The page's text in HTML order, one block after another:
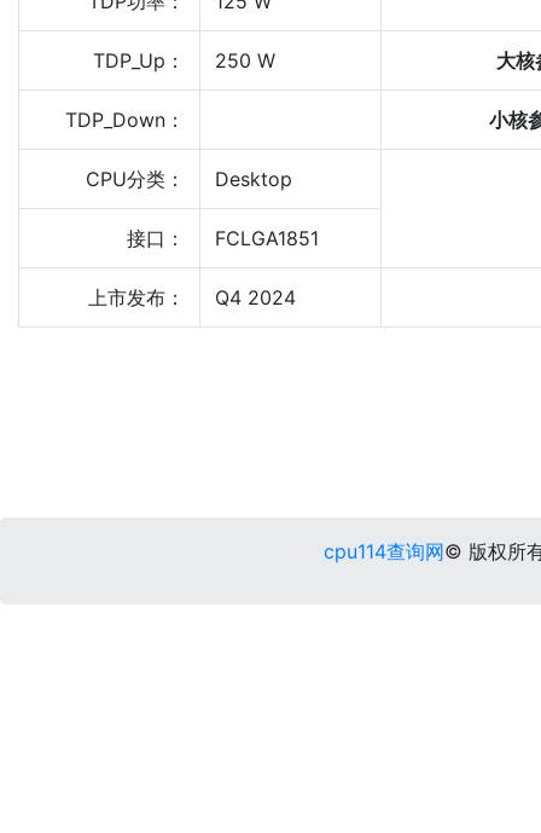
TDP_Up： 250 W 大核
TDP_Down： 小核
CPU分类： Desktop
接口： FCLGA1851
上市发布： Q4 2024
cpu114查询网© 版权所